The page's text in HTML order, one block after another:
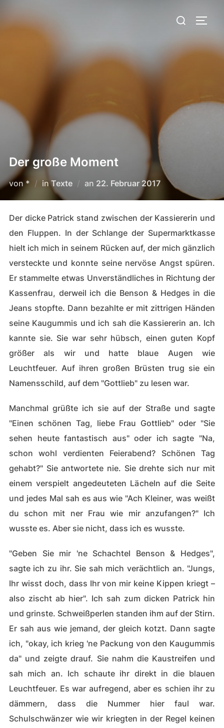
Inhalt
Suchen
Der große Moment
von * inTexte an Veröffentlicht
22. Februar 2017
Der dicke Patrick stand zwischen der Kassiererin und
den Fluppen. In der Schlange der Supermarktkasse
hielt ich mich in seinem Rücken auf, der mich gänzlich
versteckte und konnte seine nervöse Angst spüren.
Er stammelte etwas Unverständliches in Richtung der
Kassenfrau, derweil ich die Benson & Hedges in die
Jeans stopfte. Dann bezahlte er mit zittrigen Händen
seine Kaugummis und ich sah die Kassiererin an. Ich
kannte sie. Sie war sehr hübsch, einen guten Kopf
größer als wir und hatte blaue Augen wie
Leuchtfeuer. Auf ihren großen Brüsten trug sie ein
Namensschild, auf dem "Gottlieb" zu lesen war.
Manchmal grüßte ich sie auf der Straße und sagte
"Einen schönen Tag, liebe Frau Gottlieb" oder "Sie
sehen heute fantastisch aus" oder ich sagte "Na,
schon wohl verdienten Feierabend? Schönen Tag
gehabt?" Sie antwortete nie. Sie drehte sich nur mit
einem verspielt angedeuteten Lächeln auf die Seite
und jedes Mal sah es aus wie "Ach Kleiner, was weißt
du schon mit ner Frau wie mir anzufangen?" Ich
wusste es. Aber sie nicht, dass ich es wusste.
"Geben Sie mir 'ne Schachtel Benson & Hedges",
sagte ich zu ihr. Sie sah mich verächtlich an. "Jungs,
Ihr wisst doch, dass Ihr von mir keine Kippen kriegt –
also zischt ab hier". Ich sah zum dicken Patrick hin
und grinste. Schweißperlen standen ihm auf der Stirn.
Er sah aus wie jemand, der gleich kotzt. Dann sagte
ich, "okay, ich krieg 'ne Packung von den Kaugummis
da" und zeigte drauf. Sie nahm die Kaustreifen und
sah mich an. Ich schaute ihr direkt in die blauen
Leuchtfeuer. Es war aufregend, aber es schien ihr zu
dämmern, dass die Nummer hier faul war.
Schulschwänzer wie wir kriegten in der Regel keinen